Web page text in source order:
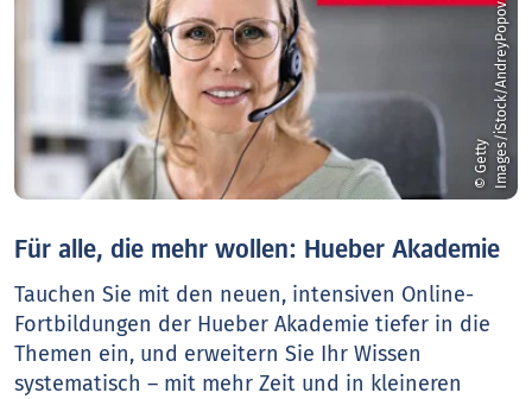
©
G
e
t
t
y
I
m
a
g
e
s
/
i
S
t
o
c
k
/
A
n
d
r
e
y
P
o
p
ov
Für alle, die mehr wollen: Hueber Akademie
Tauchen Sie mit den neuen, intensiven Online-
Fortbildungen der Hueber Akademie tiefer in die
Themen ein, und erweitern Sie Ihr Wissen
systematisch – mit mehr Zeit und in kleineren